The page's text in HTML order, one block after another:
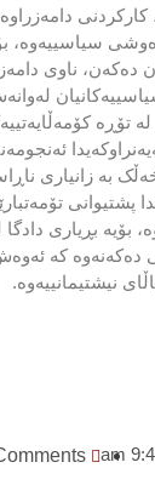
کارکردنی
سیاسییەوە،
دەکەن، ناوی
تۆڕە
بە زانیاری
پشتیوانی
بۆیە بڕیاری
دەکەنەوە کە
نیشتیمانییەوە.
9:42